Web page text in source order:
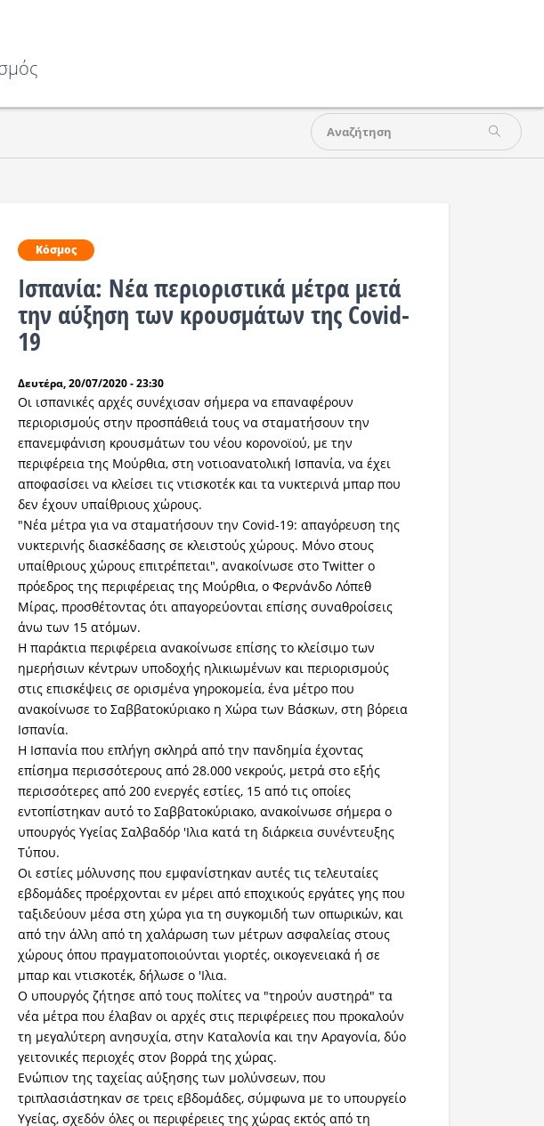
Κόσμος
Ισπανία: Νέα περιοριστικά μέτρα μετά
την αύξηση των κρουσμάτων της Covid-
19
Δευτέρα, 20/07/2020 - 23:30
Οι ισπανικές αρχές συνέχισαν σήμερα να επαναφέρουν
περιορισμούς στην προσπάθειά τους να σταματήσουν την
επανεμφάνιση κρουσμάτων του νέου κορονοϊού, με την
περιφέρεια της Μούρθια, στη νοτιοανατολική Ισπανία, να έχει
αποφασίσει να κλείσει τις ντισκοτέκ και τα νυκτερινά μπαρ που
δεν έχουν υπαίθριους χώρους.
"Νέα μέτρα για να σταματήσουν την Covid-19: απαγόρευση της
νυκτερινής διασκέδασης σε κλειστούς χώρους. Μόνο στους
υπαίθριους χώρους επιτρέπεται", ανακοίνωσε στο Twitter ο
πρόεδρος της περιφέρειας της Μούρθια, ο Φερνάνδο Λόπεθ
Μίρας, προσθέτοντας ότι απαγορεύονται επίσης συναθροίσεις
άνω των 15 ατόμων.
Η παράκτια περιφέρεια ανακοίνωσε επίσης το κλείσιμο των
ημερήσιων κέντρων υποδοχής ηλικιωμένων και περιορισμούς
στις επισκέψεις σε ορισμένα γηροκομεία, ένα μέτρο που
ανακοίνωσε το Σαββατοκύριακο η Χώρα των Βάσκων, στη βόρεια
Ισπανία.
Η Ισπανία που επλήγη σκληρά από την πανδημία έχοντας
επίσημα περισσότερους από 28.000 νεκρούς, μετρά στο εξής
περισσότερες από 200 ενεργές εστίες, 15 από τις οποίες
εντοπίστηκαν αυτό το Σαββατοκύριακο, ανακοίνωσε σήμερα ο
υπουργός Υγείας Σαλβαδόρ 'Ιλια κατά τη διάρκεια συνέντευξης
Τύπου.
Οι εστίες μόλυνσης που εμφανίστηκαν αυτές τις τελευταίες
εβδομάδες προέρχονται εν μέρει από εποχικούς εργάτες γης που
ταξιδεύουν μέσα στη χώρα για τη συγκομιδή των οπωρικών, και
από την άλλη από τη χαλάρωση των μέτρων ασφαλείας στους
χώρους όπου πραγματοποιούνται γιορτές, οικογενειακά ή σε
μπαρ και ντισκοτέκ, δήλωσε ο 'Ιλια.
Ο υπουργός ζήτησε από τους πολίτες να "τηρούν αυστηρά" τα
νέα μέτρα που έλαβαν οι αρχές στις περιφέρειες που προκαλούν
τη μεγαλύτερη ανησυχία, στην Καταλονία και την Αραγονία, δύο
γειτονικές περιοχές στον βορρά της χώρας.
Ενώπιον της ταχείας αύξησης των μολύνσεων, που
τριπλασιάστηκαν σε τρεις εβδομάδες, σύμφωνα με το υπουργείο
Υγείας, σχεδόν όλες οι περιφέρειες της χώρας εκτός από τη